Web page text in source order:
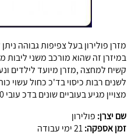
מזרן פולירון בעל צפיפות גבוהה
במיזרן זה שהוא מורכב משני ליבות
קשיח למחצה ,מזרן מיועד לילדים
לשנים רבות כיסוי בד'כ כחול עשוי
מצויין מגיע בעוביים שונים בדכ עובי 20
שם יצרן: פולירון
זמן אספקה:21 ימי עבודה